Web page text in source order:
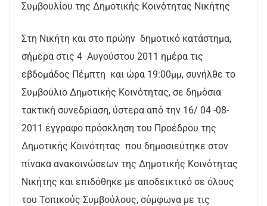
Συμβουλίου της Δημοτικής Κοινότητας Νικήτης
Στη Νικήτη και στο πρώην δημοτικό κατάστημα,
σήμερα στις 4 Αυγούστου 2011 ημέρα τις
εβδομάδος Πέμπτη και ώρα 19:00μμ, συνήλθε το
Συμβούλιο Δημοτικής Κοινότητας, σε δημόσια
τακτική συνεδρίαση, ύστερα από την 16/ 04 -08-
2011 έγγραφο πρόσκληση του Προέδρου της
Δημοτικής Κοινότητας που δημοσιεύτηκε στον
πίνακα ανακοινώσεων της Δημοτικής Κοινότητας
Νικήτης και επιδόθηκε με αποδεικτικό σε όλους
του Τοπικούς Συμβούλους, σύμφωνα με τις